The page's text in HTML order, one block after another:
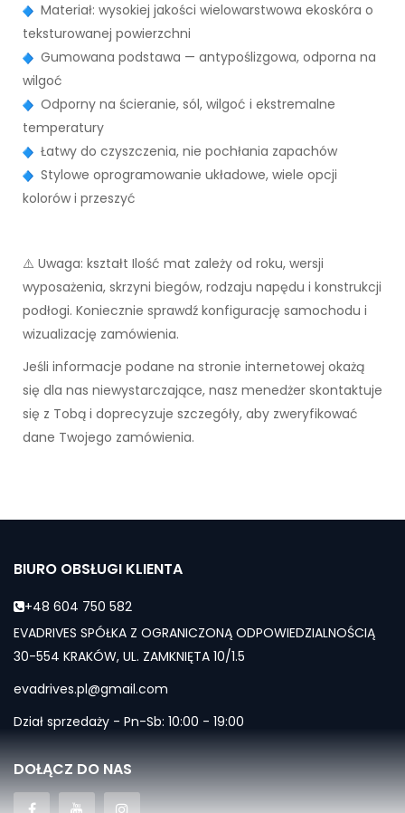
Materiał: wysokiej jakości wielowarstwowa ekoskóra o
teksturowanej powierzchni
Gumowana podstawa — antypoślizgowa, odporna na
wilgoć
Odporny na ścieranie, sól, wilgoć i ekstremalne
temperatury
Łatwy do czyszczenia, nie pochłania zapachów
Stylowe oprogramowanie układowe, wiele opcji
kolorów i przeszyć
⚠️ Uwaga: kształt Ilość mat zależy od roku, wersji
wyposażenia, skrzyni biegów, rodzaju napędu i konstrukcji
podłogi. Koniecznie sprawdź konfigurację samochodu i
wizualizację zamówienia.
Jeśli informacje podane na stronie internetowej okażą
się dla nas niewystarczające, nasz menedżer skontaktuje
się z Tobą i doprecyzuje szczegóły, aby zweryfikować
dane Twojego zamówienia.
BIURO OBSŁUGI KLIENTA
+48 604 750 582
EVADRIVES SPÓŁKA Z OGRANICZONĄ ODPOWIEDZIALNOŚCIĄ
30-554 KRAKÓW, UL. ZAMKNIĘTA 10/1.5
evadrives.pl@gmail.com
Dział sprzedaży - Pn-Sb: 10:00 - 19:00
DOŁĄCZ DO NAS